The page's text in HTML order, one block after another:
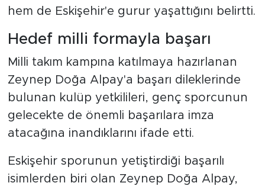
hem de Eskişehir'e gurur yaşattığını belirtti.
Hedef milli formayla başarı
Milli takım kampına katılmaya hazırlanan
Zeynep Doğa Alpay'a başarı dileklerinde
bulunan kulüp yetkilileri, genç sporcunun
gelecekte de önemli başarılara imza
atacağına inandıklarını ifade etti.
Eskişehir sporunun yetiştirdiği başarılı
isimlerden biri olan Zeynep Doğa Alpay,